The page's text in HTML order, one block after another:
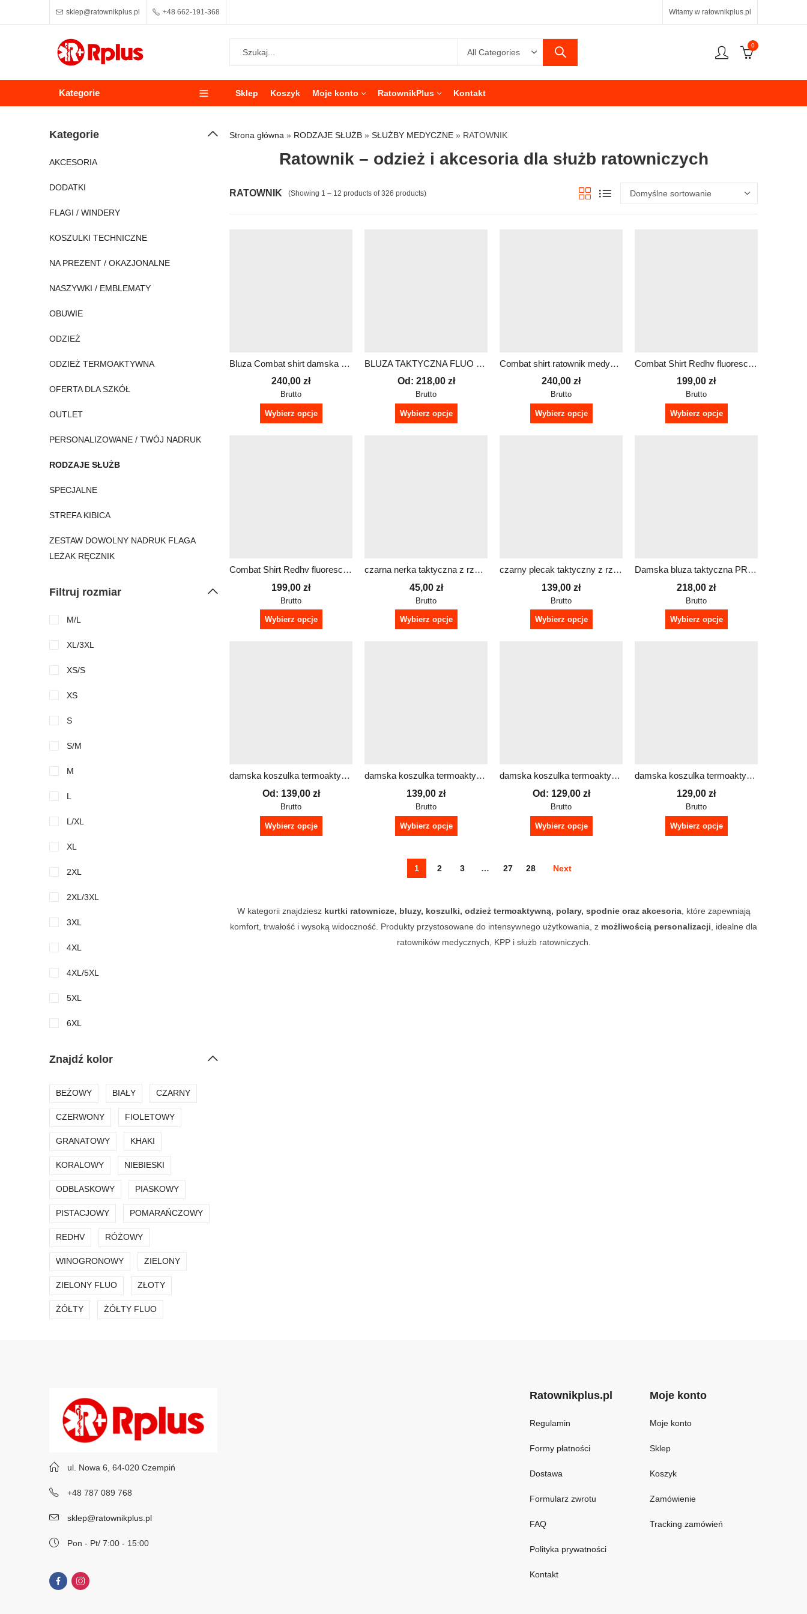
sklep@ratownikplus.pl +48 662-191-368 Witamy w ratownikplus.pl
0
Kategorie Sklep Koszyk Moje konto RatownikPlus Kontakt
Strona główna » RODZAJE SŁUŻB » SŁUŻBY MEDYCZNE » RATOWNIK
Ratownik – odzież i akcesoria dla służb ratowniczych
RATOWNIK (Showing 1 – 12 products of 326 products)
Bluza Combat shirt damska – redhv | Dowolny napis
240,00 zł
Brutto
Wybierz opcje
BLUZA TAKTYCZNA FLUO BEZ KAPTURA – MĘSKA | logo PRM plus możliwość personalizacji
Od: 218,00 zł
Brutto
Wybierz opcje
Combat shirt ratownik medyczny | Logo + Napis
240,00 zł
Brutto
Wybierz opcje
Combat Shirt Redhv fluorescencyjne rękawy bluza damska
199,00 zł
Brutto
Wybierz opcje
Combat Shirt Redhv fluorescencyjne rękawy bluza męska
199,00 zł
Brutto
Wybierz opcje
czarna nerka taktyczna z rzepem z dowolnym napisem
45,00 zł
Brutto
Wybierz opcje
czarny plecak taktyczny z rzepem z dowolnym napisem
139,00 zł
Brutto
Wybierz opcje
Damska bluza taktyczna PRM z odblaskowym nadrukiem | dowolny tekst
218,00 zł
Brutto
Wybierz opcje
damska koszulka termoaktywna z długim rękawem SHAPE dowolny nadruk
Od: 139,00 zł
Brutto
Wybierz opcje
damska koszulka termoaktywna z długim rękawem SHAPE z funkcją
139,00 zł
Brutto
Wybierz opcje
damska koszulka termoaktywna z krótkim rękawem SHAPE dowolny nadruk
Od: 129,00 zł
Brutto
Wybierz opcje
damska koszulka termoaktywna z krótkim rękawem SHAPE z funkcją
129,00 zł
Brutto
Wybierz opcje
1 2 3 … 27 28 Next
W kategorii znajdziesz kurtki ratownicze, bluzy, koszulki, odzież termoaktywną, polary, spodnie oraz akcesoria, które zapewniają
komfort, trwałość i wysoką widoczność. Produkty przystosowane do intensywnego użytkowania, z możliwością personalizacji , idealne dla
ratowników medycznych, KPP i służb ratowniczych.
Kategorie
AKCESORIA
DODATKI
FLAGI / WINDERY
KOSZULKI TECHNICZNE
NA PREZENT / OKAZJONALNE
NASZYWKI / EMBLEMATY
OBUWIE
ODZIEŻ
ODZIEŻ TERMOAKTYWNA
OFERTA DLA SZKÓŁ
OUTLET
PERSONALIZOWANE / TWÓJ NADRUK
RODZAJE SŁUŻB
SPECJALNE
STREFA KIBICA
ZESTAW DOWOLNY NADRUK FLAGA
LEŻAK RĘCZNIK
Filtruj rozmiar
M/L
XL/3XL
XS/S
XS
S
S/M
M
L
L/XL
XL
2XL
2XL/3XL
3XL
4XL
4XL/5XL
5XL
6XL
Znajdź kolor
BEŻOWY BIAŁY CZARNY
CZERWONY FIOLETOWY
GRANATOWY KHAKI
KORALOWY NIEBIESKI
ODBLASKOWY PIASKOWY
PISTACJOWY POMARAŃCZOWY
REDHV RÓŻOWY
WINOGRONOWY ZIELONY
ZIELONY FLUO ZŁOTY
ŻÓŁTY ŻÓŁTY FLUO
ul. Nowa 6, 64-020 Czempiń
+48 787 089 768
sklep@ratownikplus.pl
Pon - Pt/ 7:00 - 15:00
Ratownikplus.pl
Regulamin
Formy płatności
Dostawa
Formularz zwrotu
FAQ
Polityka prywatności
Kontakt
Moje konto
Moje konto
Sklep
Koszyk
Zamówienie
Tracking zamówień